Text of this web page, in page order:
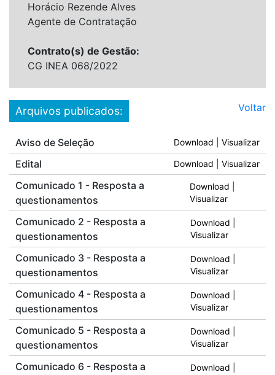
Horácio Rezende Alves
Agente de Contratação
Contrato(s) de Gestão:
CG INEA 068/2022
Arquivos publicados: Voltar
Aviso de Seleção Download Visualizar
Edital Download Visualizar
Comunicado 1 - Resposta a
questionamentos
Download
Visualizar
Comunicado 2 - Resposta a
questionamentos
Download
Visualizar
Comunicado 3 - Resposta a
questionamentos
Download
Visualizar
Comunicado 4 - Resposta a
questionamentos
Download
Visualizar
Comunicado 5 - Resposta a
questionamentos
Download
Visualizar
Comunicado 6 - Resposta a Download